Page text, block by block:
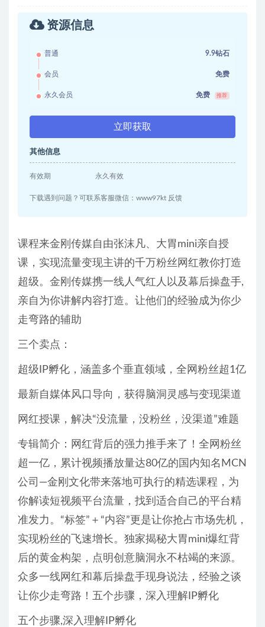
资源信息
普通 9.9钻石
会员 免费
永久会员 免费 推荐
立即获取
其他信息
有效期 永久有效
下载遇到问题？可联系客服微信：www97kt 反馈
课程来金刚传媒自由张沫凡、大胃mini亲自授
课，实现流量变现主讲的千万粉丝网红教你打造
超级。金刚传媒携一线人气红人以及幕后操盘手,
亲自为你讲解内容打造。让他们的经验成为你少
走弯路的辅助
三个卖点：
超级IP孵化，涵盖多个垂直领域，全网粉丝超1亿
最新自媒体风口导向，获得脑洞灵感与变现渠道
网红授课，解决“没流量，没粉丝，没渠道”难题
专辑简介：网红背后的强力推手来了！全网粉丝
超一亿，累计视频播放量达80亿的国内知名MCN
公司—金刚文化带来落地可执行的精选课程，为
你解读短视频平台流量，找到适合自己的平台精
准发力。“标签”＋“内容”更是让你抢占市场先机，
实现粉丝的飞速增长。独家揭秘大胃mini爆红背
后的黄金构架，点明创意脑洞永不枯竭的来源。
众多一线网红和幕后操盘手现身说法，经验之谈
让你少走弯路！五个步骤，深入理解IP孵化
五个步骤,深入理解IP孵化